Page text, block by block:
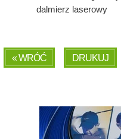
dalmierz laserowy
« WRÓĆ DRUKUJ